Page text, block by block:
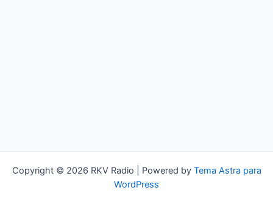
Copyright © 2026 RKV Radio | Powered by Tema Astra para
WordPress